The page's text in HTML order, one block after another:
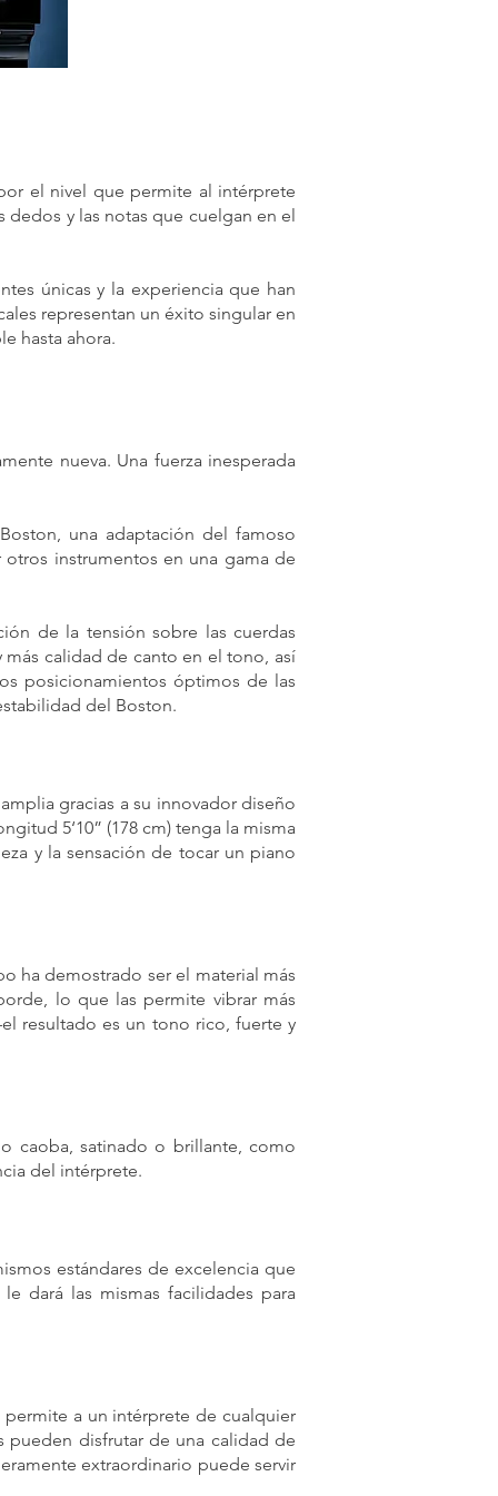
el nivel que permite al intérprete
y las notas que cuelgan en el
únicas y la experiencia que han
representan un éxito singular en
hasta ahora.
nueva. Una fuerza inesperada
una adaptación del famoso
instrumentos en una gama de
de la tensión sobre las cuerdas
calidad de canto en el tono, así
posicionamientos óptimos de las
del Boston.
gracias a su innovador diseño
5‘10” (178 cm) tenga la misma
y la sensación de tocar un piano
ha demostrado ser el material más
lo que las permite vibrar más
resultado es un tono rico, fuerte y
caoba, satinado o brillante, como
del intérprete.
estándares de excelencia que
dará las mismas facilidades para
a un intérprete de cualquier
pueden disfrutar de una calidad de
extraordinario puede servir